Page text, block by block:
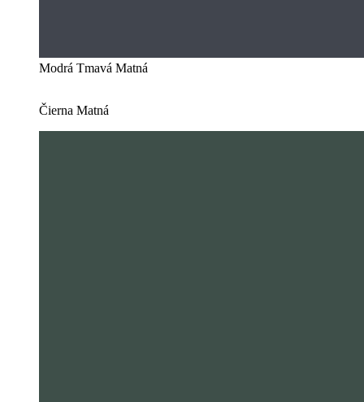
Modrá Tmavá Matná
Čierna Matná